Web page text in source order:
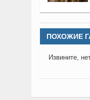
ПОХОЖИЕ
Извините,